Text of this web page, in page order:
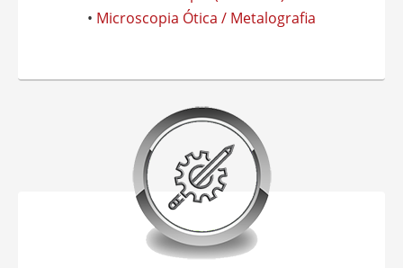
• Microscopia Ótica / Metalografia